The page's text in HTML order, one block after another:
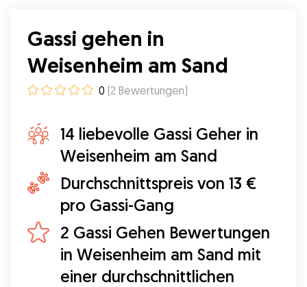
Gassi gehen in
Weisenheim am Sand
0 (2 Bewertungen)
14 liebevolle Gassi Geher in
Weisenheim am Sand
Durchschnittspreis von 13 €
pro Gassi-Gang
2 Gassi Gehen Bewertungen
in Weisenheim am Sand mit
einer durchschnittlichen